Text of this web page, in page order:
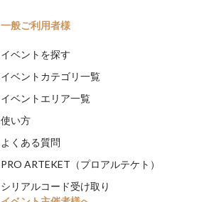
一般ご利用者様
イベントを探す
イベントカテゴリ一覧
イベントエリア一覧
使い方
よくある質問
PRO ARTEKET（プロアルテケト）
シリアルコード受け取り